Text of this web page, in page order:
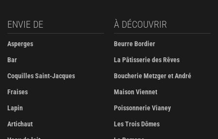
ENVIE DE
Asperges
Bar
Coquilles Saint-Jacques
Fraises
Lapin
Artichaut
À DÉCOUVRIR
Beurre Bordier
La Pâtisserie des Rêves
Boucherie Metzger et André
Maison Viennet
Poissonnerie Vianey
Les Trois Dômes